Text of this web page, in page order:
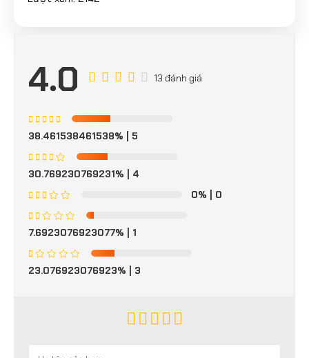
4.0 13 đánh giá
38.461538461538% | 5
30.769230769231% | 4
0% | 0
7.6923076923077% | 1
23.076923076923% | 3